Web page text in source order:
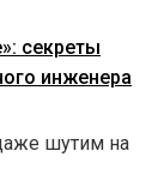
секреты
инженера
шутим на